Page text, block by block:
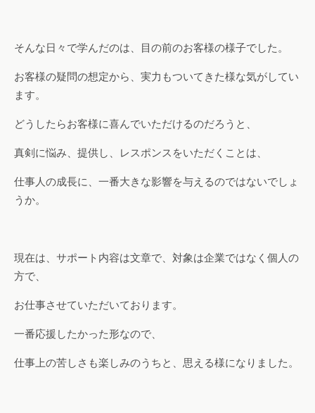
そんな日々で学んだのは、目の前のお客様の様子でした。
お客様の疑問の想定から、実力もついてきた様な気がしてい
ます。
どうしたらお客様に喜んでいただけるのだろうと、
真剣に悩み、提供し、レスポンスをいただくことは、
仕事人の成長に、一番大きな影響を与えるのではないでしょ
うか。
現在は、サポート内容は文章で、対象は企業ではなく個人の
方で、
お仕事させていただいております。
一番応援したかった形なので、
仕事上の苦しさも楽しみのうちと、思える様になりました。